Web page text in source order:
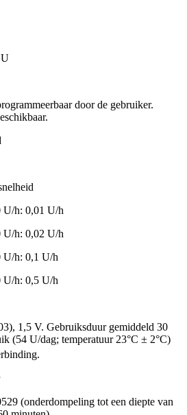
door de gebruiker.
U/h: 0,01 U/h
U/h: 0,02 U/h
U/h: 0,1 U/h
U/h: 0,5 U/h
1,5 V. Gebruiksduur gemiddeld 30
(54 U/dag; temperatuur 23°C ± 2°C)
(onderdompeling tot een diepte van